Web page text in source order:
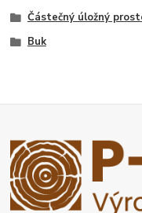
Částečný úložný
Buk